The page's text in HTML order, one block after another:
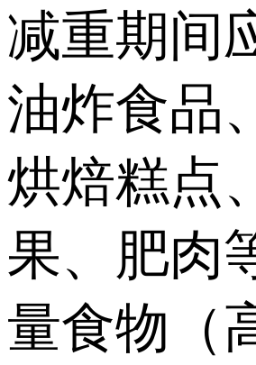
减重期间
油炸食品
烘焙糕点
果、肥肉
量食物（